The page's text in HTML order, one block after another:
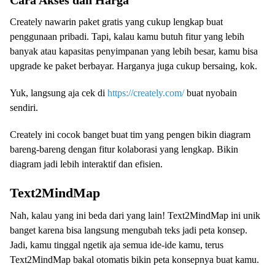
Creately nawarin paket gratis yang cukup lengkap buat
penggunaan pribadi. Tapi, kalau kamu butuh fitur yang lebih
banyak atau kapasitas penyimpanan yang lebih besar, kamu bisa
upgrade ke paket berbayar. Harganya juga cukup bersaing, kok.
Yuk, langsung aja cek di https://creately.com/buat nyobain
sendiri.
Creately ini cocok banget buat tim yang pengen bikin diagram
bareng-bareng dengan fitur kolaborasi yang lengkap. Bikin
diagram jadi lebih interaktif dan efisien.
Text2MindMap
Nah, kalau yang ini beda dari yang lain! Text2MindMap ini unik
banget karena bisa langsung mengubah teks jadi peta konsep.
Jadi, kamu tinggal ngetik aja semua ide-ide kamu, terus
Text2MindMap bakal otomatis bikin peta konsepnya buat kamu.